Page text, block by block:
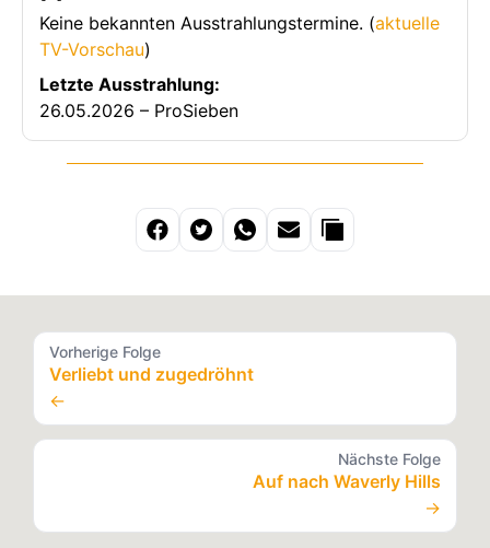
Keine bekannten Ausstrahlungstermine. (aktuelle
TV-Vorschau)
Letzte Ausstrahlung:
26.05.2026 – ProSieben
Vorherige Folge
Verliebt und zugedröhnt
←
Nächste Folge
Auf nach Waverly Hills
→